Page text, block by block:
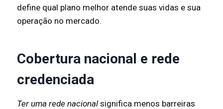
define qual plano melhor atende suas vidas e sua
operação no mercado.
Cobertura nacional e rede
credenciada
Ter uma rede nacional significa menos barreiras